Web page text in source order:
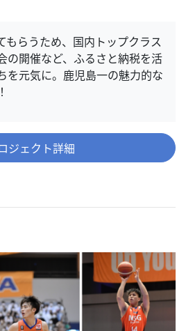
もらうため、国内トップクラス
の開催など、ふるさと納税を活
を元気に。鹿児島一の魅力的な
ジェクト詳細